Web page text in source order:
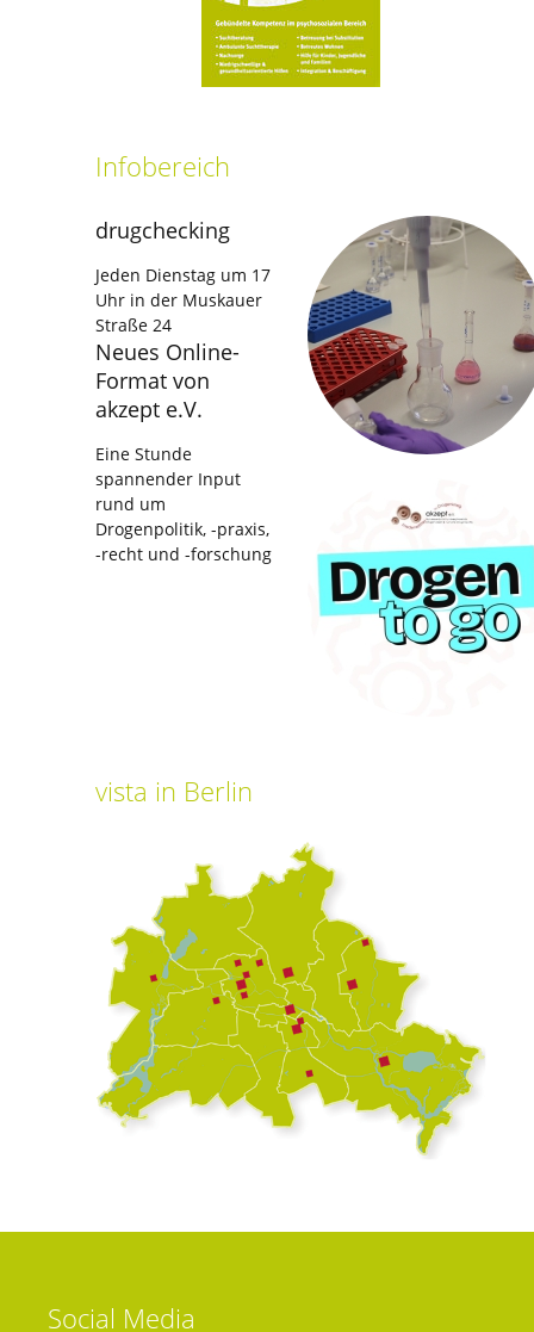
Infobereich
drugchecking
Jeden Dienstag um 17
Uhr in der Muskauer
Straße 24
Neues Online-
Format von
akzept e.V.
Eine Stunde
spannender Input
rund um
Drogenpolitik, -praxis,
-recht und -forschung
vista in Berlin
Social Media